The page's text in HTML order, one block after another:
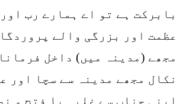
بابرکت ہے تو اے ہمارے رب
عظمت اور بزرگی والے
مجھے (مدینہ میں) داخل
نکال مجھے مدینہ سے سچا اور
اپنی جناب سے غلبہ یا فتح و